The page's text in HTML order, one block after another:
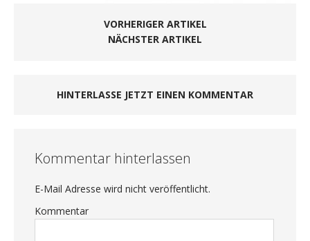
VORHERIGER ARTIKEL
NÄCHSTER ARTIKEL
HINTERLASSE JETZT EINEN KOMMENTAR
Kommentar hinterlassen
E-Mail Adresse wird nicht veröffentlicht.
Kommentar